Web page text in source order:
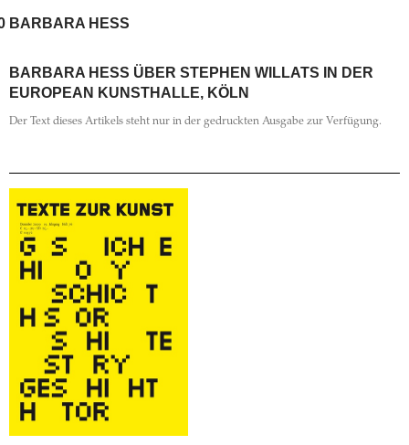
BARBARA HESS
BARBARA HESS ÜBER STEPHEN WILLATS IN DER
EUROPEAN KUNSTHALLE, KÖLN
Der Text dieses Artikels steht nur in der gedruckten Ausgabe zur Verfügung.